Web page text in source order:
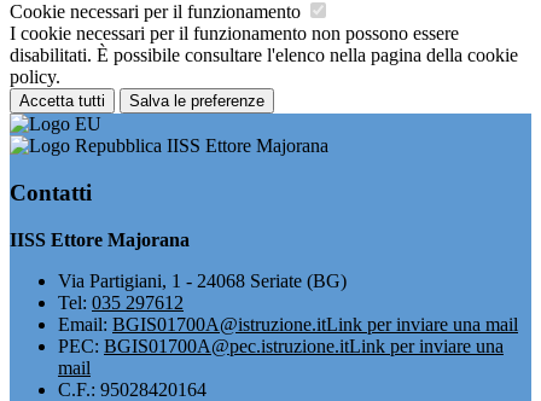
Cookie necessari per il funzionamento
I cookie necessari per il funzionamento non possono essere
disabilitati. È possibile consultare l'elenco nella pagina della cookie
policy.
Accetta tutti Salva le preferenze
IISS Ettore Majorana
Contatti
IISS Ettore Majorana
Via Partigiani, 1 - 24068 Seriate (BG)
Tel: 035 297612
Email: BGIS01700A@istruzione.itLink per inviare una mail
PEC: BGIS01700A@pec.istruzione.itLink per inviare una
mail
C.F.: 95028420164